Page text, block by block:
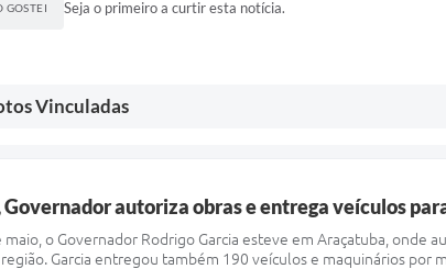
GOSTEI Seja o primeiro a curtir esta notícia.
Vinculadas
autoriza obras e entrega veículos
o Governador Rodrigo Garcia esteve em Araçatuba, onde
Garcia entregou também 190 veículos e maquinários por